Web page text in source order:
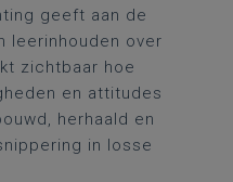
geeft aan de
leerinhouden over
zichtbaar hoe
en attitudes
herhaald en
in losse